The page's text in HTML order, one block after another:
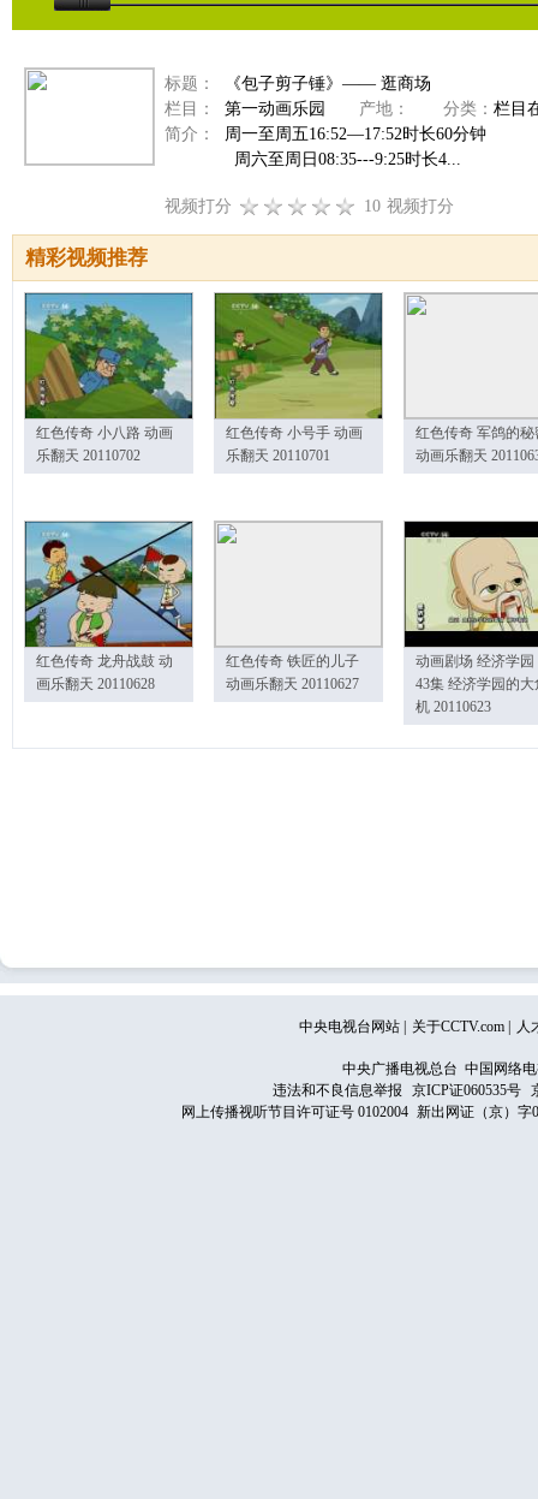
标题：
《包子剪子锤》—— 逛商场
栏目：
第一动画乐园 产地： 分类： 栏目
简介：
周一至周五16:52—17:52时长60分钟
周六至周日08:35---9:25时长4...
视频打分 10 视频打分
精彩视频推荐
红色传奇 小八路 动画
乐翻天 20110702
红色传奇 小号手 动画
乐翻天 20110701
红色传奇 军鸽的秘
动画乐翻天
红色传奇 龙舟战鼓 动
画乐翻天 20110628
红色传奇 铁匠的儿子
动画乐翻天 20110627
动画剧场 经济学园
43集 经济学园的大
机 20110623
中央电视台网站 关于CCTV.com 人
中央广播电视总台 中国网络
违法和不良信息举报
京ICP证060535号
网上传播视听节目许可证号 0102004 新出网证（京）